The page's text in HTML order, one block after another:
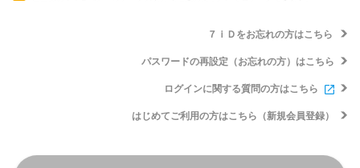
７ｉＤをお忘れの方はこちら
パスワードの再設定（お忘れの方）はこちら
ログインに関する質問の方はこちら
はじめてご利用の方はこちら（新規会員登録）